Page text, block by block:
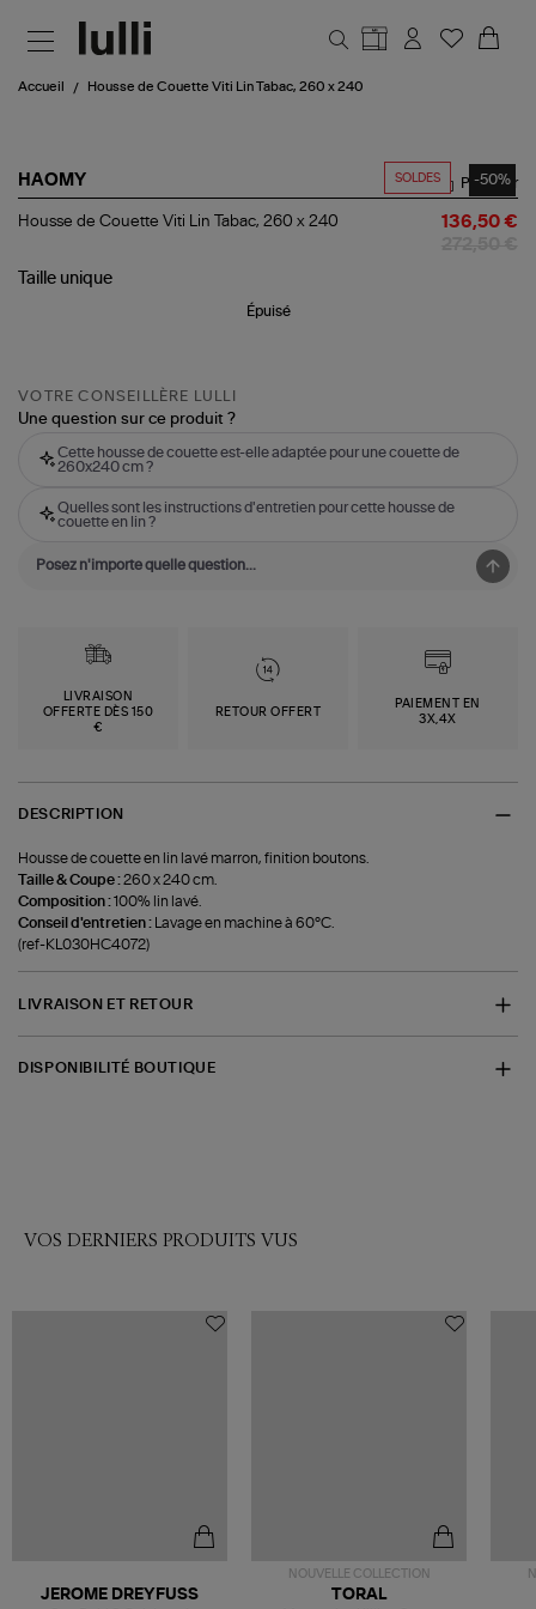
Accueil Housse de Couette Viti Lin Tabac, 260 x 240
SOLDES -50%
HAOMY
Housse
Viti
Partager
Housse de Couette Viti Lin Tabac, 260 x 240 136,50 €
Taille unique
Épuisé
VOTRE CONSEILLÈRE LULLI
Une question sur ce produit ?
Cette housse de couette est-elle adaptée pour une couette de
260x240 cm ?
Quelles sont les instructions d'entretien pour cette housse de
couette en lin ?
LIVRAISON
OFFERTE DÈS 150
€
RETOUR OFFERT
PAIEMENT EN
3X,4X
DESCRIPTION
Housse de couette en lin lavé marron, finition boutons.
Taille & Coupe :260 x 240 cm.
Composition :100% lin lavé.
Conseil d'entretien :
Lavage en machine à 60°C.
(ref-KL030HC4072)
LIVRAISON ET RETOUR
DISPONIBILITÉ BOUTIQUE
VOS DERNIERS PRODUITS VUS
JEROME DREYFUSS
NOUVELLE COLLECTION
TORAL